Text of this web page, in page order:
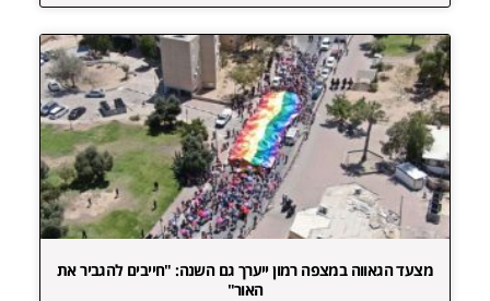
מצעד הגאווה במצפה רמון ייערך גם השנה: "חייבים להגביר את
האור"